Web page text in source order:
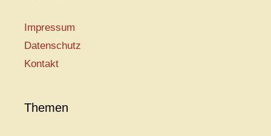
Impressum
Datenschutz
Kontakt
Themen